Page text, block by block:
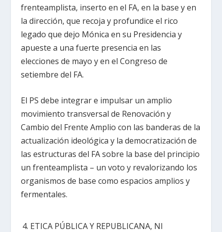
frenteamplista, inserto en el FA, en la base y en
la dirección, que recoja y profundice el rico
legado que dejo Mónica en su Presidencia y
apueste a una fuerte presencia en las
elecciones de mayo y en el Congreso de
setiembre del FA.
El PS debe integrar e impulsar un amplio
movimiento transversal de Renovación y
Cambio del Frente Amplio con las banderas de la
actualización ideológica y la democratización de
las estructuras del FA sobre la base del principio
un frenteamplista – un voto y revalorizando los
organismos de base como espacios amplios y
fermentales.
ETICA PÚBLICA Y REPUBLICANA, NI